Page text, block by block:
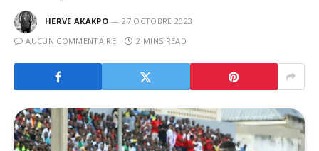
HERVE AKAKPO
27 OCTOBRE 2023
AUCUN COMMENTAIRE
2 MINS READ